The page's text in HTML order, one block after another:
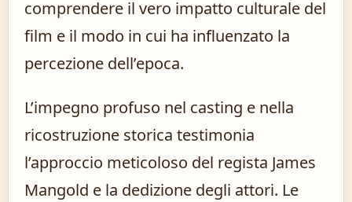
comprendere il vero impatto culturale del
film e il modo in cui ha influenzato la
percezione dell’epoca.
L’impegno profuso nel casting e nella
ricostruzione storica testimonia
l’approccio meticoloso del regista James
Mangold e la dedizione degli attori. Le